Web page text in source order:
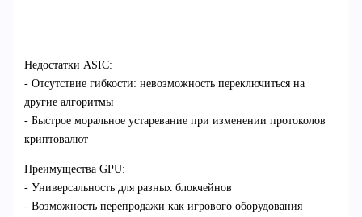
Недостатки ASIC:
- Отсутствие гибкости: невозможность переключиться на
другие алгоритмы
- Быстрое моральное устаревание при изменении протоколов
криптовалют
Преимущества GPU:
- Универсальность для разных блокчейнов
- Возможность перепродажи как игрового оборудования